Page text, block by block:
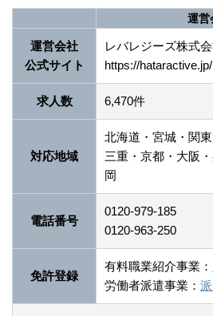
運営
運営会社
公式サイト
レバレジーズ株式
https://hataractive.jp/
求人数 6,470件
対応地域
北海道・宮城・関
三重・京都・大阪
岡
電話番号
0120-979-185
0120-963-250
免許登録
有料職業紹介事業：
労働者派遣事業：